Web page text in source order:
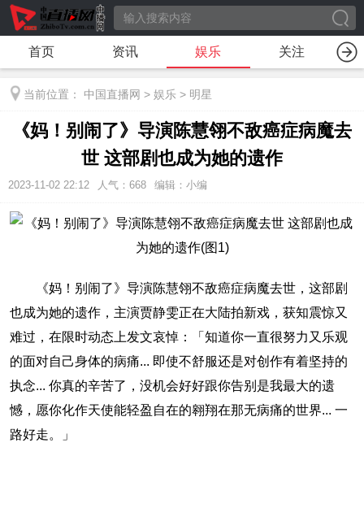
首页 资讯 娱乐 关注
当前位置： 中国直播网 > 娱乐 > 明星
《妈！别闹了》导演陈慧翎不敌癌症病魔去
世 这部剧也成为她的遗作
2023-11-02 22:12 人气： 668 编辑：小编
《妈！别闹了》导演陈慧翎不敌癌症病魔去世，这部剧
也成为她的遗作，主演贾静雯正在大陆拍新戏，获知震惊又
难过，在限时动态上发文哀悼：「知道你一直很努力又乐观
的面对自己身体的病痛... 即使不舒服还是对创作有着坚持的
执念... 你真的辛苦了，没机会好好跟你告别是我最大的遗
憾，愿你化作天使能轻盈自在的翱翔在那无病痛的世界... 一
路好走。」